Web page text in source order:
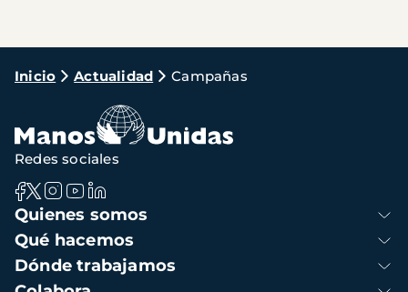
Ruta
navegación
Inicio Actualidad Campañas
Navegación
principal
Quienes somos
Qué hacemos
Dónde trabajamos
Redes sociales